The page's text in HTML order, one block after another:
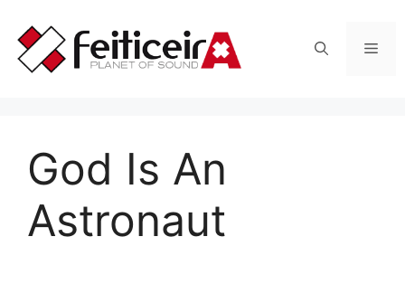
contenido
God Is An
Astronaut